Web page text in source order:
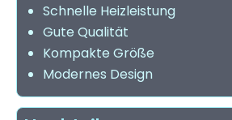
Schnelle Heizleistung
Gute Qualität
Kompakte Größe
Modernes Design